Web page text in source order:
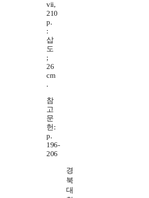
vii,
210
p.
:
삽
도
;
26
cm
.
참
고
문
헌:
p.
196-
206
경
북
대